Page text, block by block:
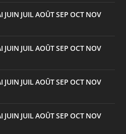
JUIN JUILAOÛTSEP OCT NOV
JUIN JUILAOÛTSEP OCT NOV
JUIN JUILAOÛTSEP OCT NOV
JUIN JUILAOÛTSEP OCT NOV